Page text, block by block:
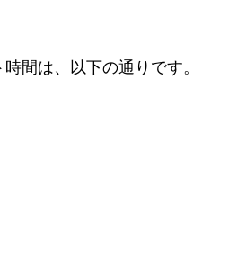
間は、以下の通りです。